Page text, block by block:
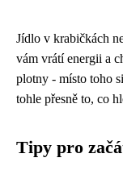
Jídlo v krabičkách
vám vrátí energii a
plotny - místo toho
tohle přesně to, co
Tipy pro